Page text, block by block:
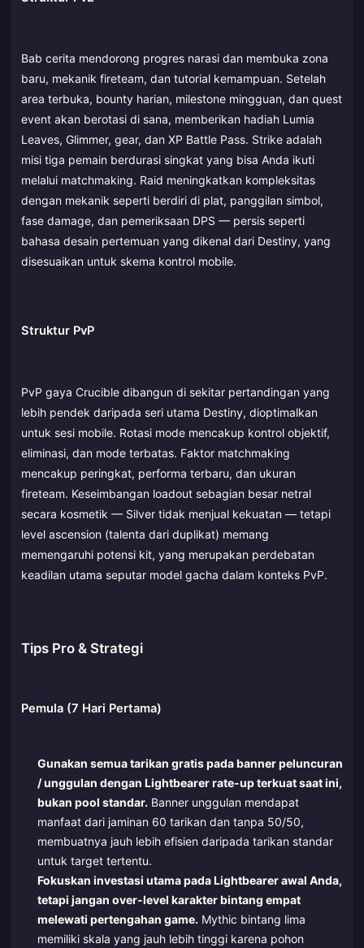
Bab cerita mendorong progres narasi dan membuka zona
baru, mekanik fireteam, dan tutorial kemampuan. Setelah
area terbuka, bounty harian, milestone mingguan, dan quest
event akan berotasi di sana, memberikan hadiah Lumia
Leaves, Glimmer, gear, dan XP Battle Pass. Strike adalah
misi tiga pemain berdurasi singkat yang bisa Anda ikuti
melalui matchmaking. Raid meningkatkan kompleksitas
dengan mekanik seperti berdiri di plat, panggilan simbol,
fase damage, dan pemeriksaan DPS — persis seperti
bahasa desain pertemuan yang dikenal dari Destiny, yang
disesuaikan untuk skema kontrol mobile.
Struktur PvP
PvP gaya Crucible dibangun di sekitar pertandingan yang
lebih pendek daripada seri utama Destiny, dioptimalkan
untuk sesi mobile. Rotasi mode mencakup kontrol objektif,
eliminasi, dan mode terbatas. Faktor matchmaking
mencakup peringkat, performa terbaru, dan ukuran
fireteam. Keseimbangan loadout sebagian besar netral
secara kosmetik — Silver tidak menjual kekuatan — tetapi
level ascension (talenta dari duplikat) memang
memengaruhi potensi kit, yang merupakan perdebatan
keadilan utama seputar model gacha dalam konteks PvP.
Tips Pro & Strategi
Pemula (7 Hari Pertama)
Gunakan semua tarikan gratis pada banner peluncuran
/ unggulan dengan Lightbearer rate-up terkuat saat ini,
bukan pool standar. Banner unggulan mendapat
manfaat dari jaminan 60 tarikan dan tanpa 50/50,
membuatnya jauh lebih efisien daripada tarikan standar
untuk target tertentu.
Fokuskan investasi utama pada Lightbearer awal Anda,
tetapi jangan over-level karakter bintang empat
melewati pertengahan game. Mythic bintang lima
memiliki skala yang jauh lebih tinggi karena pohon